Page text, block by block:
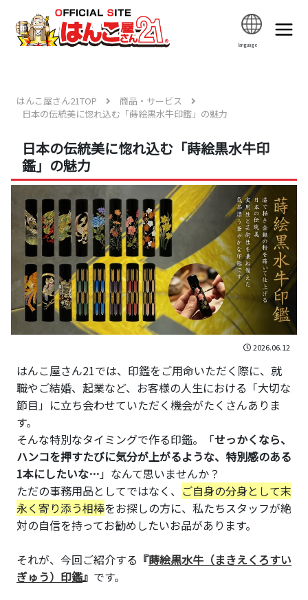
language
はんこ屋さん21TOP
商品・サービス
日本の伝統美に惚れ込む「蒔絵黒水牛印鑑」の魅力
日本の伝統美に惚れ込む「蒔絵黒水牛印
鑑」の魅力
2026.06.12
はんこ屋さん21では、印鑑をご用命いただく際に、就
職やご結婚、起業など、お客様の人生における「大切な
節目」に立ち会わせていただく機会がたくさんありま
す。
そんな特別なタイミングで作る印鑑。「せっかくなら、
ハンコを押すたびに気分が上がるような、特別感のある
1本にしたいな…」なんて思いませんか？
ただの事務用品としてではなく、 ご自身の分身として末
永く寄り添う相棒をお探しの方に、私たちスタッフが絶
対の自信を持ってお勧めしたいお品があります。
それが、今回ご紹介する 『蒔絵黒水牛（まきえくろすい
ぎゅう）印鑑』 です。